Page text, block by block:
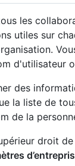
les
utiles sur
d'utilisateur
des
la liste de
de la
droit